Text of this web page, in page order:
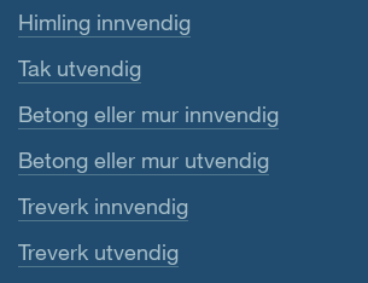
Himling innvendig
Tak utvendig
Betong eller mur innvendig
Betong eller mur utvendig
Treverk innvendig
Treverk utvendig